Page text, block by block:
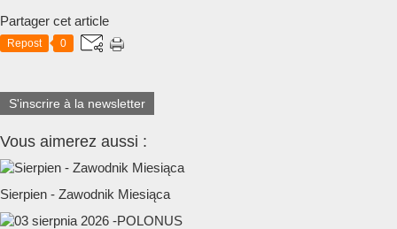
Partager cet article
Repost 0
S'inscrire à la newsletter
Vous aimerez aussi :
Sierpien - Zawodnik Miesiąca